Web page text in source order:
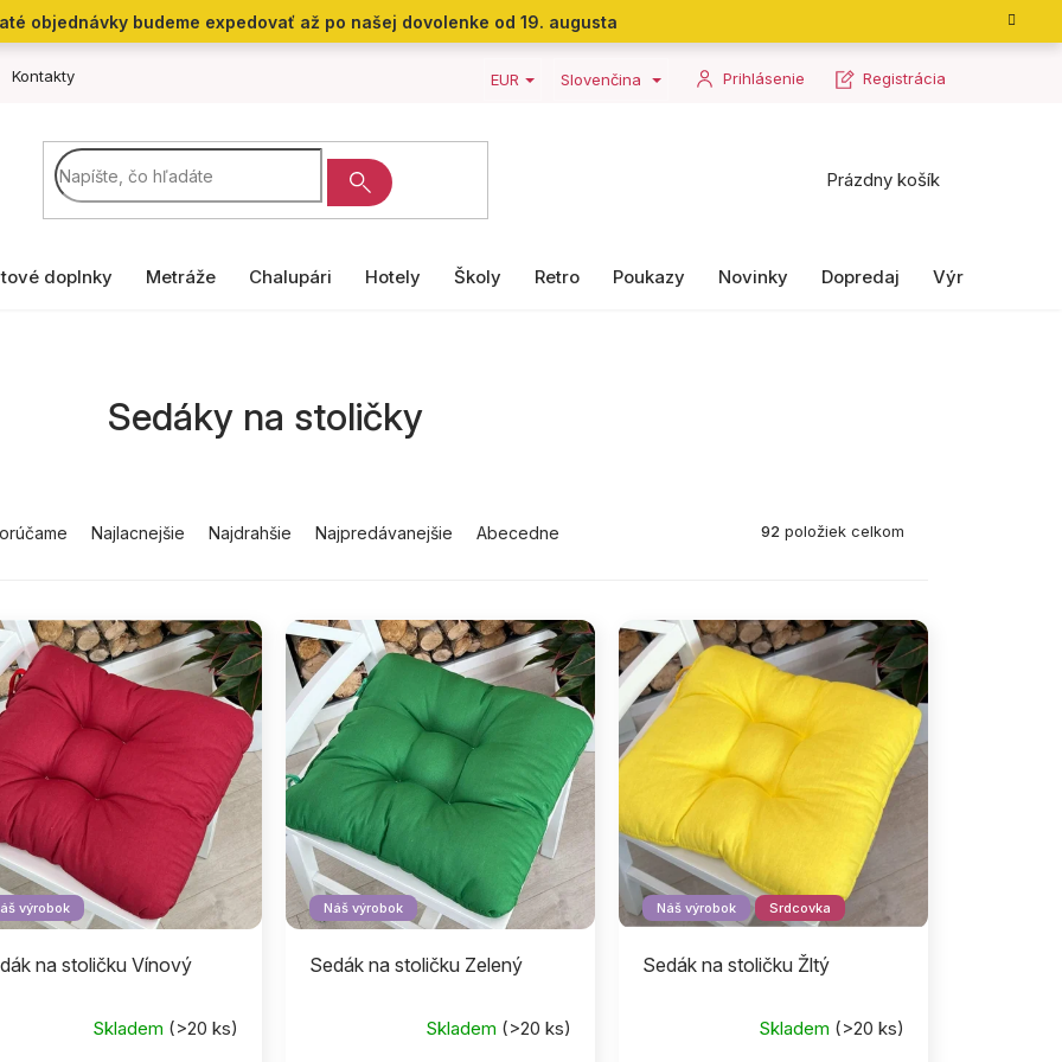
objednávky budeme expedovať až po našej dovolenke od 19. augusta
Kontakty EUR Slovenčina Prihlásenie Registrácia
Nákupný
Prázdny košík
doplnky Metráže Chalupári Hotely Školy Retro Poukazy Novinky Dopredaj Výrobky II.
Sedáky na stoličky
Najlacnejšie Najdrahšie Najpredávanejšie Abecedne 92 položiek celkom
výrobok
na stoličku Vínový
Skladem (>20 ks)
Náš výrobok
Sedák na stoličku Zelený
Skladem (>20 ks)
Náš výrobok Srdcovka
Sedák na stoličku Žltý
Skladem (>20 ks)